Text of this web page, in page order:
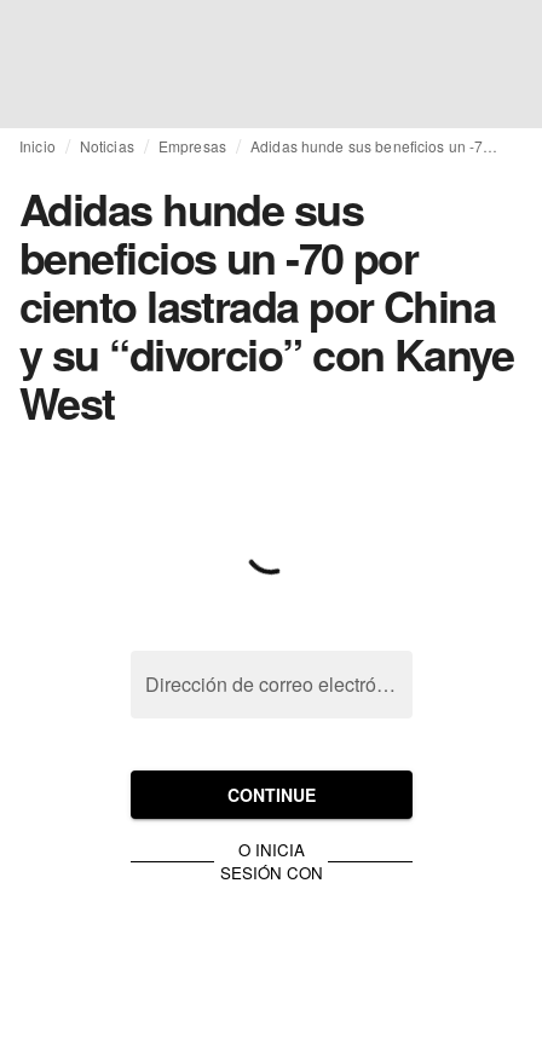
Inicio Noticias Empresas
Adidas hunde sus
beneficios un -70 por
ciento lastrada por China
y su “divorcio” con Kanye
West
Dirección de correo electrónico
CONTINUE
O INICIA
SESIÓN CON